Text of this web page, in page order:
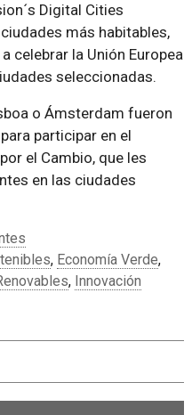
Digital Cities
más habitables,
celebrar la Unión Europea
seleccionadas.
o Ámsterdam fueron
participar en el
el Cambio, que les
en las ciudades
, Economía Verde,
, Innovación